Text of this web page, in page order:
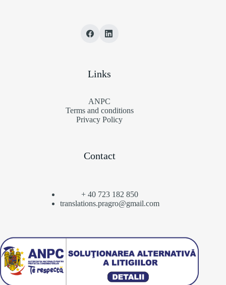
Links
ANPC
Terms and conditions
Privacy Policy
Contact
+ 40 723 182 850
translations.pragro@gmail.com